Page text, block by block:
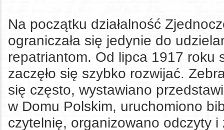
Na początku działalność
ograniczała się jedynie do
repatriantom. Od lipca 1917 roku
zaczęło się szybko rozwijać.
się często, wystawiano
w Domu Polskim, uruchomiono
czytelnię, organizowano odczyty i